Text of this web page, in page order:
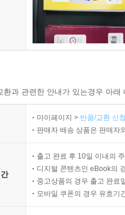
과 관련한 안내가 있는경우 아
마이페이지 > 반품/교환 신
판매자 배송 상품은 판매자
출고 완료 후 10일 이내의
디지털 콘텐츠인 eBook의
중고상품의 경우 출고 완료
모바일 쿠폰의 경우 유효기